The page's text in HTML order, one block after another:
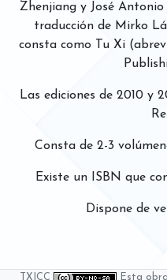
Zhenjiang y José
traducción de Mirko
consta como Tu Xi
Las ediciones de 2010 y
Consta de 2-3
Existe un ISBN que
Dispone de
TXICC Esta